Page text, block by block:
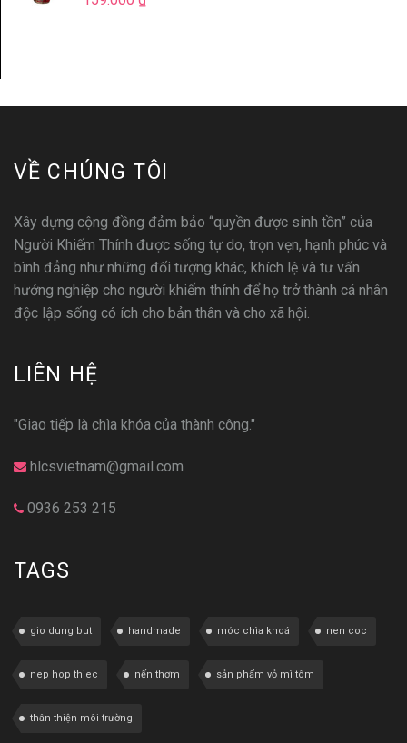
VỀ CHÚNG TÔI
Xây dựng cộng đồng đảm bảo “quyền được sinh tồn” của
Người Khiếm Thính được sống tự do, trọn vẹn, hạnh phúc và
bình đẳng như những đối tượng khác, khích lệ và tư vấn
hướng nghiệp cho người khiếm thính để họ trở thành cá nhân
độc lập sống có ích cho bản thân và cho xã hội.
LIÊN HỆ
"Giao tiếp là chìa khóa của thành công."
hlcsvietnam@gmail.com
0936 253 215
TAGS
gio dung but handmade móc chìa khoá nen coc
nep hop thiec nến thơm sản phẩm vỏ mì tôm
thân thiện môi trường